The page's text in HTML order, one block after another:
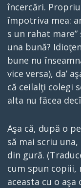
încercări.
împotriva mea:
s un rahat
una bună?
bune nu
vice versa), da’
că ceilalţi colegi
alta nu făcea
Aşa că, după o
să mai scriu
din gură.
cum spun copiii,
aceasta cu o